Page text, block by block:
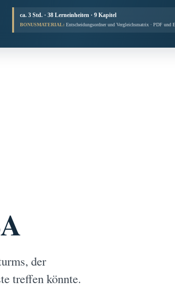
ca. 3 Std. · 38 Lerneinheiten · 9 Kapitel
BONUSMATERIAL: Entscheidungsordner und Vergleichsmatrix · PDF und
der
treffen könnte.